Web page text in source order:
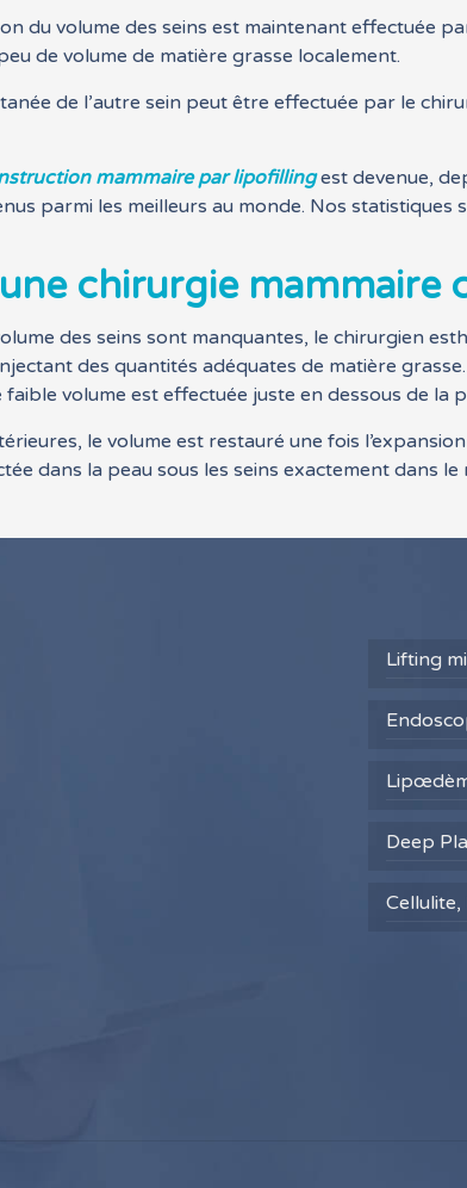
du volume des seins est maintenant effectuée
de volume de matière grasse localement.
de l’autre sein peut être effectuée par le
mammaire par lipofillingest devenue,
parmi les meilleurs au monde. Nos
chirurgie mammaire
des seins sont manquantes, le chirurgien
des quantités adéquates de matière
volume est effectuée juste en dessous de la
le volume est restauré une fois
dans la peau sous les seins exactement dans
Lifting
Deep